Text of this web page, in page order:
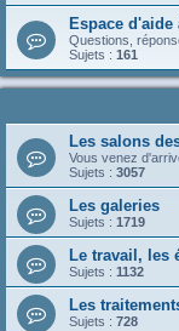
Espace
Questions,
Sujets : 161
Les salons
Vous venez
Sujets : 3057
Les galeries
Sujets : 1719
Le travail, les
Sujets : 1132
Les
Sujets : 728